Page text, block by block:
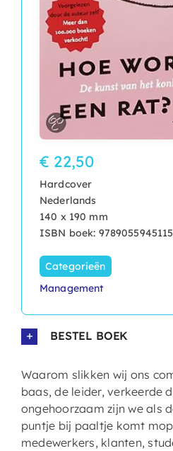
€ 22,50
Hardcover
Nederlands
140 x 190 mm
ISBN boek: 9789055945115
Categorieën
Management
BESTEL BOEK
Waarom slikken wij ons
baas, de leider, verkeerde
ongehoorzaam zijn we als
puntje bij paaltje komt
medewerkers, klanten,